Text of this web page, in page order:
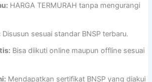
HARGA TERMURAH tanpa mengurangi
Disusun sesuai standar BNSP terbaru.
Bisa diikuti online maupun offline sesuai
Mendapatkan sertifikat BNSP yang diakui